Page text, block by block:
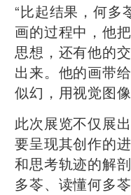
“比起结果，何多
画的过程中，他
思想，还有他的
出来。他的画带
似幻，用视觉图
此次展览不仅展
要呈现其创作的
和思考轨迹的解
多苓、读懂何多苓